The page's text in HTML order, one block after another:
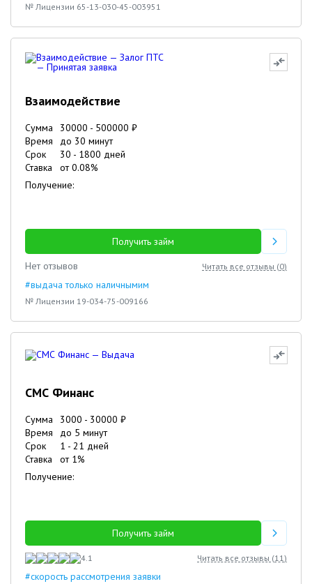
№ Лицензии 65-13-030-45-003951
Взаимодействие
Сумма 30000 - 500000 ₽
Время
до 30 минут
Срок
30 - 1800 дней
Ставка
от0.08%
Получение:
Получить займ
Нет отзывов
Читать все отзывы (0)
#выдача только наличнымим
№ Лицензии 19-034-75-009166
СМС Финанс
Сумма 3000 - 30000 ₽
Время
до 5 минут
Срок
1 - 21 дней
Ставка
от 1%
Получение:
Получить займ
4.1 Читать все отзывы (11)
#скорость рассмотрения заявки